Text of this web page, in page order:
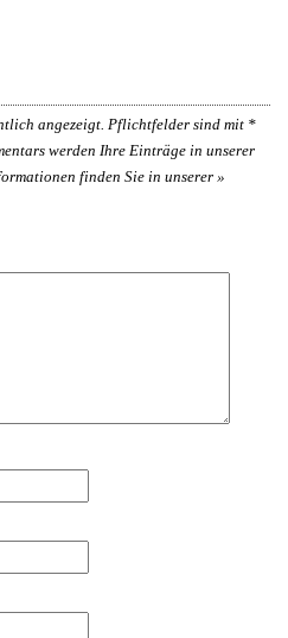
angezeigt. Pflichtfelder sind mit *
werden Ihre Einträge in unserer
finden Sie in unserer »